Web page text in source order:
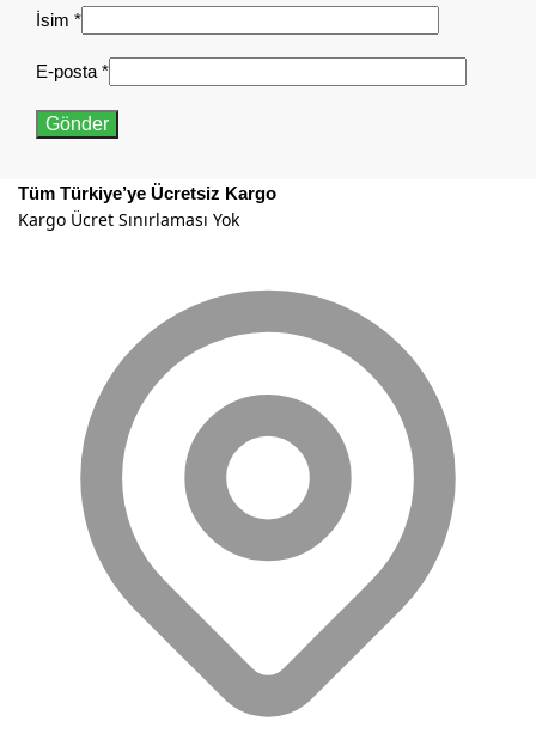
İsim *
E-posta*
Tüm Türkiye’ye Ücretsiz Kargo
Kargo Ücret Sınırlaması Yok